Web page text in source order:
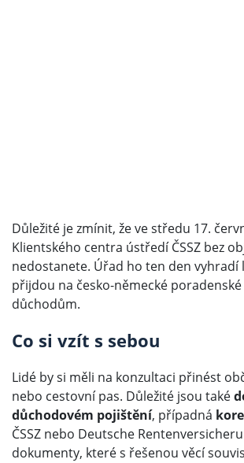
Důležité je zmínit, že ve středu 17.
Klientského centra ústředí ČSSZ bez
nedostanete. Úřad ho ten den vyhradí
přijdou na česko-německé
důchodům.
Co si vzít s sebou
Lidé by si měli na konzultaci přinést
nebo cestovní pas. Důležité jsou také
důchodovém pojištění, případná
ČSSZ nebo Deutsche
dokumenty, které s řešenou věcí